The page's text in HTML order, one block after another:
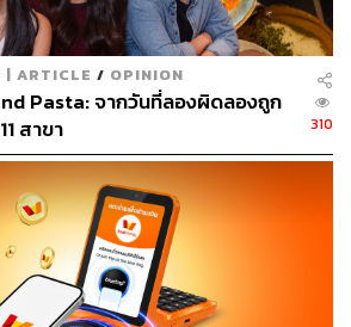
7-Eleven
อาหารเกาหลี
GALBI)
| ARTICLE / OPINION
Pasta: จากวันที่ลองผิดลองถูก
สาขา
310